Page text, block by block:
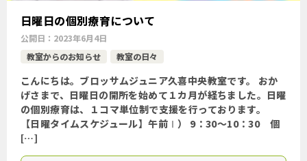
日曜日の個別療育について
公開日： 2023年6月4日
教室からのお知らせ
教室の日々
こんにちは。ブロッサムジュニア久喜中央教室です。 おか
げさまで、日曜日の開所を始めて１カ月が経ちました。日曜
の個別療育は、１コマ単位制で支援を行っております。
【日曜タイムスケジュール】午前Ⅰ） 9：30～10：30 個
[…]